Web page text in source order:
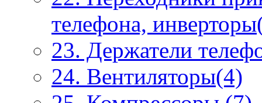
телефона,
23. Держатели
24. Вентиляторы(4)